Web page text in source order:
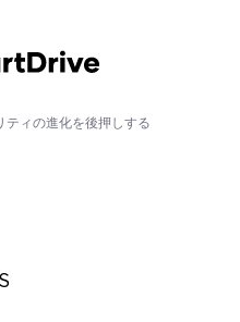
ティの進化を後押しする